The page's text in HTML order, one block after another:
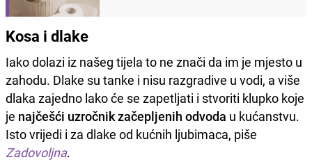
Kosa i dlake
Iako dolazi iz našeg tijela to ne znači da im je mjesto u
zahodu. Dlake su tanke i nisu razgradive u vodi, a više
dlaka zajedno lako će se zapetljati i stvoriti klupko koje
je najčešći uzročnik začepljenih odvoda u kućanstvu.
Isto vrijedi i za dlake od kućnih ljubimaca, piše
Zadovoljna.